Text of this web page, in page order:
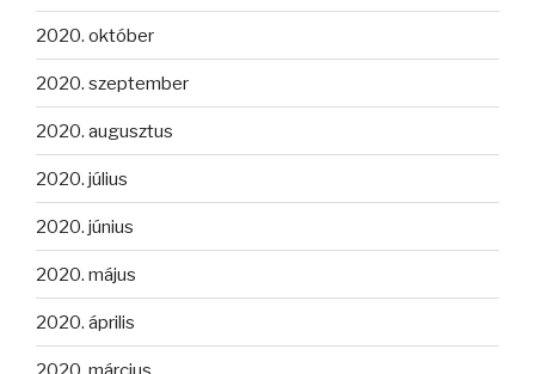
2020. október
2020. szeptember
2020. augusztus
2020. július
2020. június
2020. május
2020. április